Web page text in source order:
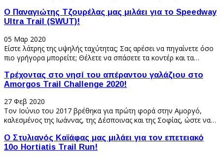
Ο Παναγιώτης Τζουρέλας μας μιλάει για το Speedway
Ultra Trail (SWUT)!
05 Μαρ 2020
Είστε λάτρης της υψηλής ταχύτητας; Σας αρέσει να πηγαίνετε όσο
πιο γρήγορα μπορείτε; Θέλετε να σπάσετε τα κοντέρ και τα…
Τρέχοντας στο νησί του απέραντου γαλάζιου στο
Amorgos Trail Challenge 2020!
27 Φεβ 2020
Τον Ιούνιο του 2017 βρέθηκα για πρώτη φορά στην Αμοργό,
καλεσμένος της Ιωάννας, της Δέσποινας και της Σοφίας, ώστε να…
Ο Στυλιανός Καϊάφας μας μιλάει για τον επετειακό
10ο Hortiatis Trail Run!